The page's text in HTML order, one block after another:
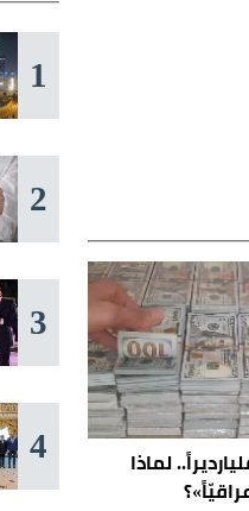
لماذا
1
2
3
4